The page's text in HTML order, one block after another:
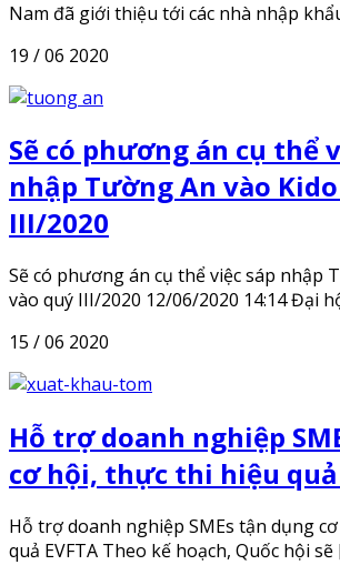
Nam đã giới thiệu tới các nhà nhập
19 / 06 2020
Sẽ có phương án cụ thể
nhập Tường An vào
III/2020
Sẽ có phương án cụ thể việc sáp nhập
vào quý III/2020 12/06/2020 14:14 Đại
15 / 06 2020
Hỗ trợ doanh nghiệp
cơ hội, thực thi hiệu quả
Hỗ trợ doanh nghiệp SMEs tận dụng
quả EVFTA Theo kế hoạch, Quốc hội